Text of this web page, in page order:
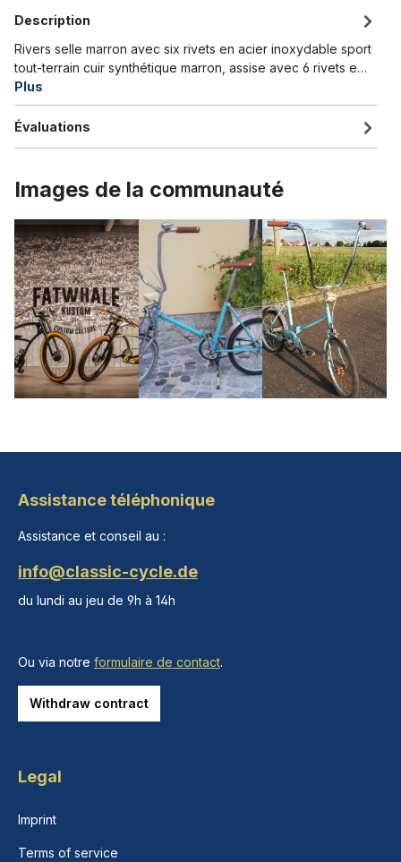
Description
Rivers selle marron avec six rivets en acier inoxydable sport
tout-terrain cuir synthétique marron, assise avec 6 rivets e…
Plus
Évaluations
Images de la communauté
Assistance téléphonique
Assistance et conseil au :
info@classic-cycle.de
du lundi au jeu de 9h à 14h
Ou via notre formulaire de contact.
Withdraw contract
Legal
Imprint
Terms of service